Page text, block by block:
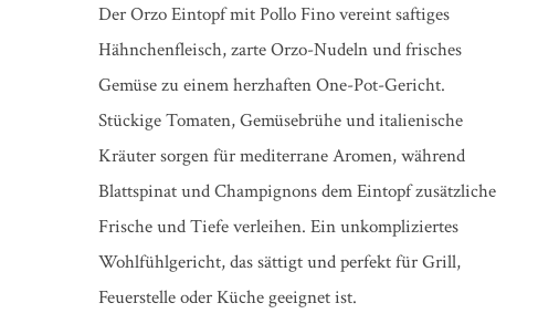
Der Orzo Eintopf mit Pollo Fino vereint saftiges
Hähnchenfleisch, zarte Orzo-Nudeln und frisches
Gemüse zu einem herzhaften One-Pot-Gericht.
Stückige Tomaten, Gemüsebrühe und italienische
Kräuter sorgen für mediterrane Aromen, während
Blattspinat und Champignons dem Eintopf zusätzliche
Frische und Tiefe verleihen. Ein unkompliziertes
Wohlfühlgericht, das sättigt und perfekt für Grill,
Feuerstelle oder Küche geeignet ist.